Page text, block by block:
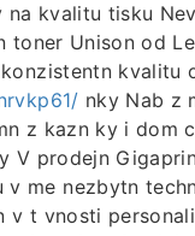
kvalitu tisku
Unison od
kvalitu
nky Nab z
z kazn ky i dom
V prodejn
me nezbytn
t vnosti